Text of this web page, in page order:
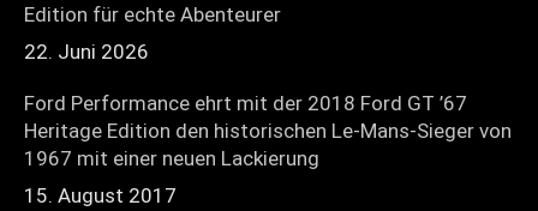
Edition für echte Abenteurer
22. Juni 2026
Ford Performance ehrt mit der 2018 Ford GT ’67
Heritage Edition den historischen Le-Mans-Sieger von
1967 mit einer neuen Lackierung
15. August 2017